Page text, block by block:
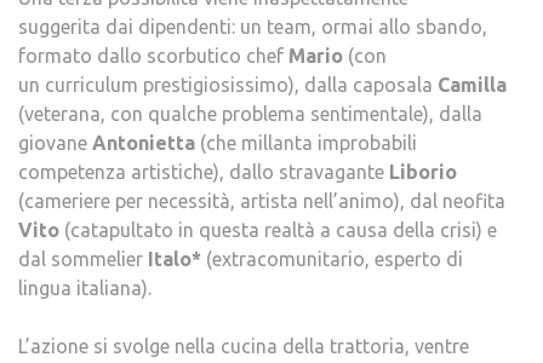
suggerita dai dipendenti: un team, ormai allo sbando,
formato dallo scorbutico chef Mario (con
un curriculum prestigiosissimo), dalla caposala Camilla
(veterana, con qualche problema sentimentale), dalla
giovane Antonietta (che millanta improbabili
competenza artistiche), dallo stravagante Liborio
(cameriere per necessità, artista nell’animo), dal neofita
Vito (catapultato in questa realtà a causa della crisi) e
dal sommelier Italo* (extracomunitario, esperto di
lingua italiana).
L’azione si svolge nella cucina della trattoria, ventre